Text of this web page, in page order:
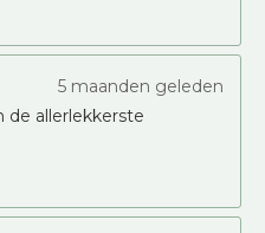
5 maanden geleden
de allerlekkerste